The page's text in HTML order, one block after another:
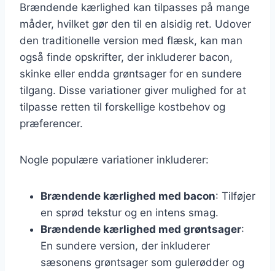
Brændende kærlighed kan tilpasses på mange
måder, hvilket gør den til en alsidig ret. Udover
den traditionelle version med flæsk, kan man
også finde opskrifter, der inkluderer bacon,
skinke eller endda grøntsager for en sundere
tilgang. Disse variationer giver mulighed for at
tilpasse retten til forskellige kostbehov og
præferencer.
Nogle populære variationer inkluderer:
Brændende kærlighed med bacon: Tilføjer
en sprød tekstur og en intens smag.
Brændende kærlighed med grøntsager:
En sundere version, der inkluderer
sæsonens grøntsager som gulerødder og